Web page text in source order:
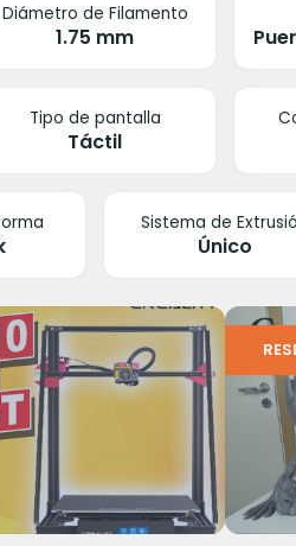
Diámetro de Filamento
1.75 mm
Tipo de pantalla
Táctil
Sistema de
Único